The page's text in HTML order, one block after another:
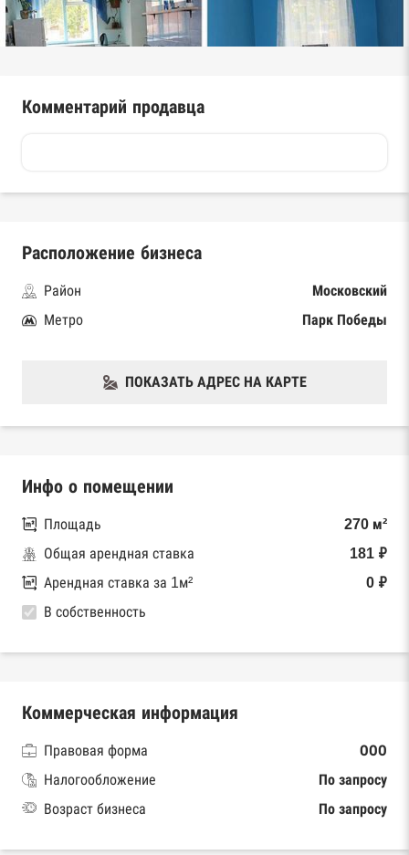
Комментарий продавца
Расположение бизнеса
Район
Московский
Метро
Парк Победы
ПОКАЗАТЬ АДРЕС НА КАРТЕ
Инфо о помещении
Площадь
270 м²
Общая арендная ставка
181 ₽
Арендная ставка за 1м²
0 ₽
В собственность
Коммерческая информация
Правовая форма
ООО
Налогообложение
По запросу
Возраст бизнеса
По запросу